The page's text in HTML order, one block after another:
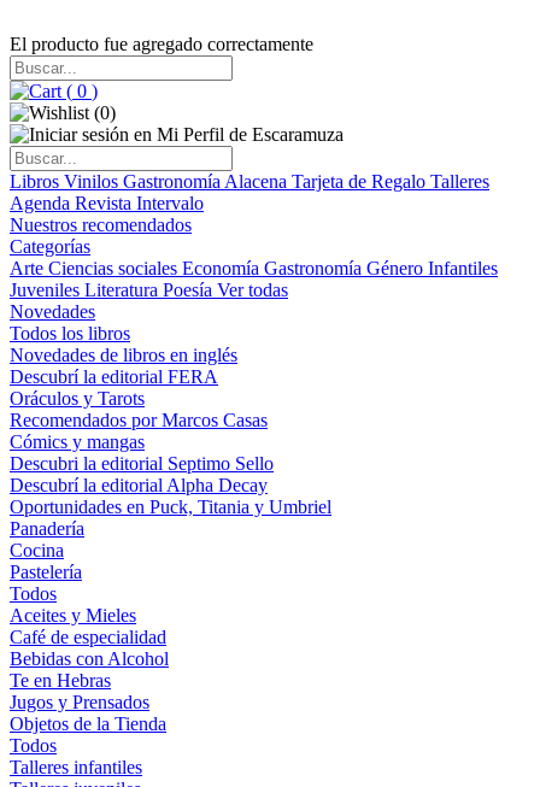
El producto fue agregado correctamente
( 0 )
(0)
Libros Vinilos Gastronomía Alacena Tarjeta de Regalo Talleres
Agenda Revista Intervalo
Nuestros recomendados
Categorías
Arte Ciencias sociales Economía Gastronomía Género Infantiles
Juveniles Literatura Poesía Ver todas
Novedades
Todos los libros
Novedades de libros en inglés
Descubrí la editorial FERA
Oráculos y Tarots
Recomendados por Marcos Casas
Cómics y mangas
Descubri la editorial Septimo Sello
Descubrí la editorial Alpha Decay
Oportunidades en Puck, Titania y Umbriel
Panadería
Cocina
Pastelería
Todos
Aceites y Mieles
Café de especialidad
Bebidas con Alcohol
Te en Hebras
Jugos y Prensados
Objetos de la Tienda
Todos
Talleres infantiles